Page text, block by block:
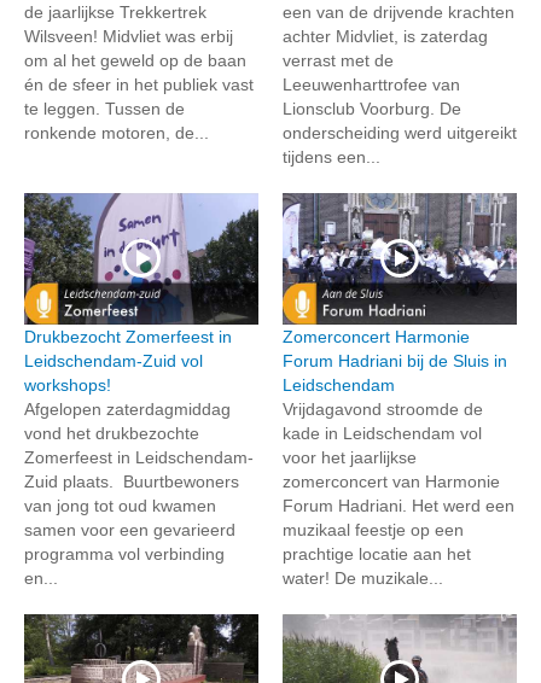
de jaarlijkse Trekkertrek
Wilsveen! Midvliet was erbij
om al het geweld op de baan
én de sfeer in het publiek vast
te leggen. Tussen de
ronkende motoren, de...
een van de drijvende krachten
achter Midvliet, is zaterdag
verrast met de
Leeuwenharttrofee van
Lionsclub Voorburg. De
onderscheiding werd uitgereikt
tijdens een...
Drukbezocht Zomerfeest in
Leidschendam-Zuid vol
workshops!
Afgelopen zaterdagmiddag
vond het drukbezochte
Zomerfeest in Leidschendam-
Zuid plaats. Buurtbewoners
van jong tot oud kwamen
samen voor een gevarieerd
programma vol verbinding
en...
Zomerconcert Harmonie
Forum Hadriani bij de Sluis in
Leidschendam
Vrijdagavond stroomde de
kade in Leidschendam vol
voor het jaarlijkse
zomerconcert van Harmonie
Forum Hadriani. Het werd een
muzikaal feestje op een
prachtige locatie aan het
water! De muzikale...